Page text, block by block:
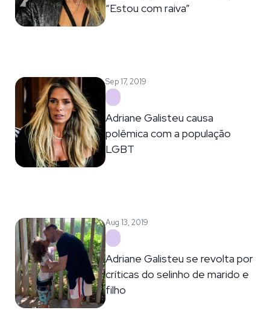
“Estou com raiva”
Sep 17, 2019
Adriane Galisteu causa
polêmica com a população
LGBT
Aug 13, 2019
Adriane Galisteu se revolta por
críticas do selinho de marido e
filho